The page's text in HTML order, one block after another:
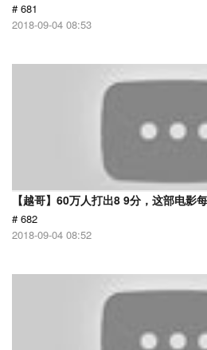
# 681
2018-09-04 08:53
【越哥】60万人打出8 9分，这部电影
# 682
2018-09-04 08:52